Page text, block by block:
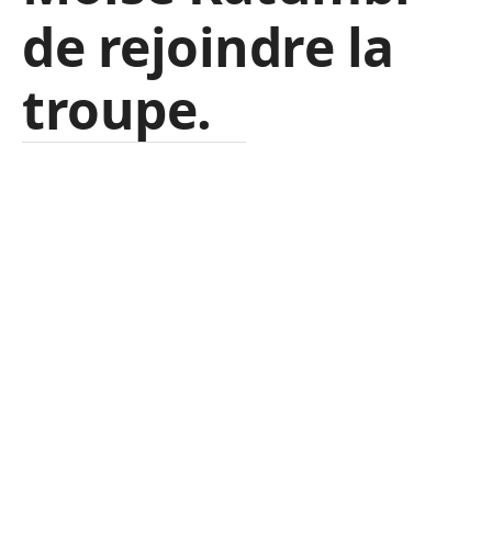
de rejoindre la
troupe.